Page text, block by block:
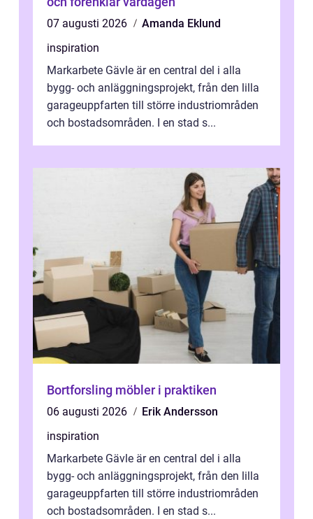
07 augusti 2026
Amanda Eklund
inspiration
Markarbete Gävle är en central del i alla
bygg- och anläggningsprojekt, från den lilla
garageuppfarten till större industriområden
och bostadsområden. I en stad s...
Bortforsling möbler i praktiken
06 augusti 2026
Erik Andersson
inspiration
Markarbete Gävle är en central del i alla
bygg- och anläggningsprojekt, från den lilla
garageuppfarten till större industriområden
och bostadsområden. I en stad s...